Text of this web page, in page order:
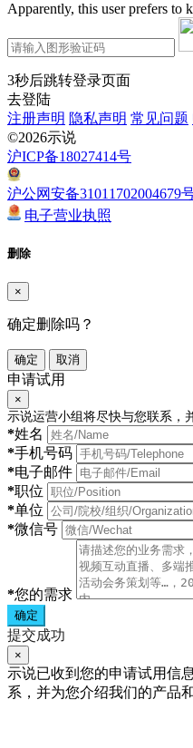
Apparently, this user prefers to
3秒后跳转登录页面
去登陆
注册声明 隐私声明 常见问题
©2026示说
沪ICP备18027414号
沪公网安备31011702004679
电子营业执照
删除
×
确定删除吗？
确定 取消
申请试用
×
示说运营小组将尽快与您联系，
*姓名
*手机号码
*电子邮件
*职位
*单位
*微信号
*您的需求
确定
提交成功
×
示说已收到您的申请试用信
系，并为您介绍我们的产品